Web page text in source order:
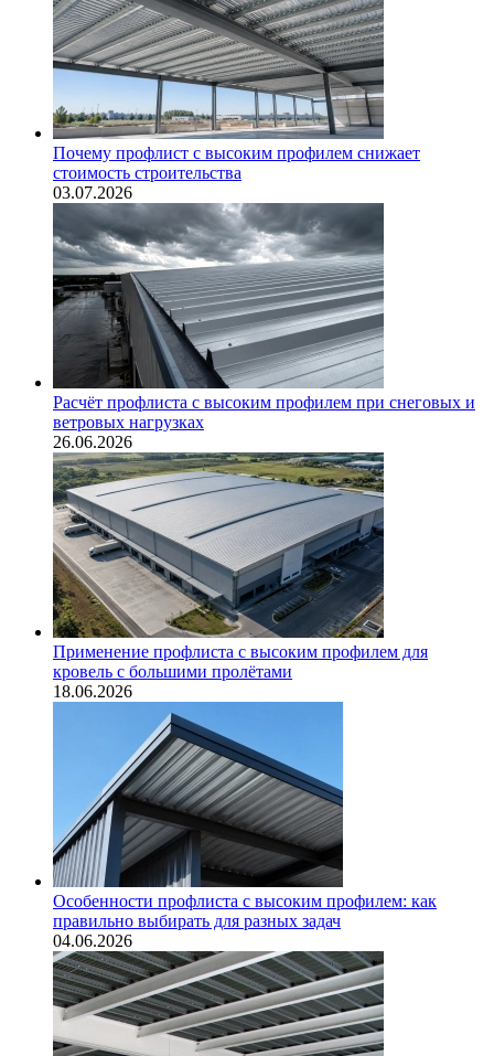
Почему профлист с высоким профилем снижает
стоимость строительства
03.07.2026
Расчёт профлиста с высоким профилем при снеговых и
ветровых нагрузках
26.06.2026
Применение профлиста с высоким профилем для
кровель с большими пролётами
18.06.2026
Особенности профлиста с высоким профилем: как
правильно выбирать для разных задач
04.06.2026